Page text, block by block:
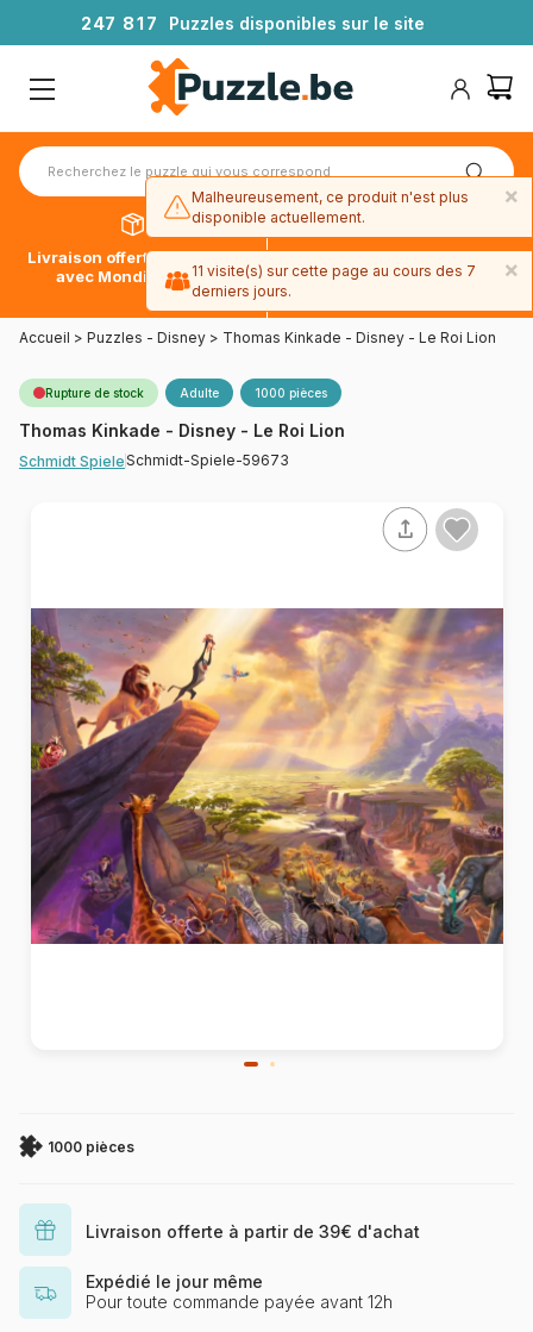
247 81 7 Puzzles disponibles sur le site
Livraison offerte dès 39€*
avec Mondial Relay
Paiement en 4x sans frais
avec Paypal
Accueil > Puzzles - Disney > Thomas Kinkade - Disney - Le Roi Lion
Rupture de stock Adulte 1000 pièces
Thomas Kinkade - Disney - Le Roi Lion
Schmidt SpieleSchmidt-Spiele-59673
1000 pièces
Livraison offerte à partir de 39€ d'achat
Expédié le jour même
Pour toute commande payée avant 12h
×
Malheureusement, ce produit n'est plus
disponible actuellement.
×
11 visite(s) sur cette page au cours des 7
derniers jours.